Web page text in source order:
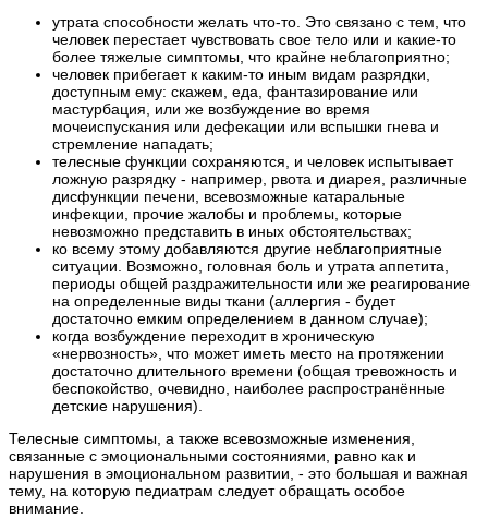
утрата способности желать что-то. Это связано с тем, что
человек перестает чувствовать свое тело или и какие-то
более тяжелые симптомы, что крайне неблагоприятно;
человек прибегает к каким-то иным видам разрядки,
доступным ему: скажем, еда, фантазирование или
мастурбация, или же возбуждение во время
мочеиспускания или дефекации или вспышки гнева и
стремление нападать;
телесные функции сохраняются, и человек испытывает
ложную разрядку - например, рвота и диарея, различные
дисфункции печени, всевозможные катаральные
инфекции, прочие жалобы и проблемы, которые
невозможно представить в иных обстоятельствах;
ко всему этому добавляются другие неблагоприятные
ситуации. Возможно, головная боль и утрата аппетита,
периоды общей раздражительности или же реагирование
на определенные виды ткани (аллергия - будет
достаточно емким определением в данном случае);
когда возбуждение переходит в хроническую
«нервозность», что может иметь место на протяжении
достаточно длительного времени (общая тревожность и
беспокойство, очевидно, наиболее распространённые
детские нарушения).
Телесные симптомы, а также всевозможные изменения,
связанные с эмоциональными состояниями, равно как и
нарушения в эмоциональном развитии, - это большая и важная
тему, на которую педиатрам следует обращать особое
внимание.